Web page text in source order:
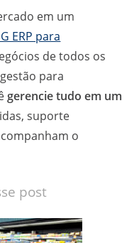
em um
ERP para
de todos os
para
gerencie tudo em um
suporte
o
post